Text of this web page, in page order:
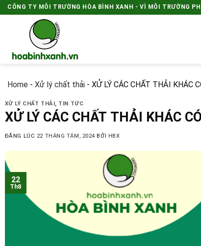
Skip
to
CÔNG TY MÔI TRƯỜNG HÒA BÌNH XANH - VÌ MÔI TRƯỜNG
Home - Xử lý chất thải - XỬ LÝ CÁC CHẤT THẢI KHÁC
XỬ LÝ CHẤT THẢI, TIN TỨC
XỬ LÝ CÁC CHẤT THẢI KHÁC
ĐĂNG LÚC 22 THÁNG TÁM, 2024 BỞI HBX
22
Th8